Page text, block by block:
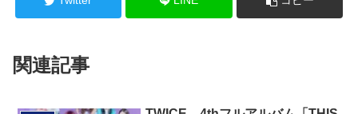
関連記事
ニュース
TWICE、4thフルアルバム「THIS